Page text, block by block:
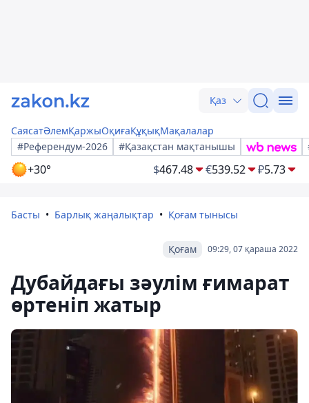
Қаз
СаясатӘлемҚаржыОқиғаҚұқықМақалалар
#Референдум-2026
#Қазақстан мақтанышы
+30° $467.48 €539.52 ₽5.73
Басты Барлық жаңалықтар Қоғам тынысы
09:29, 07 қараша 2022
Қоғам
Дубайдағы зәулім ғимарат
өртеніп жатыр